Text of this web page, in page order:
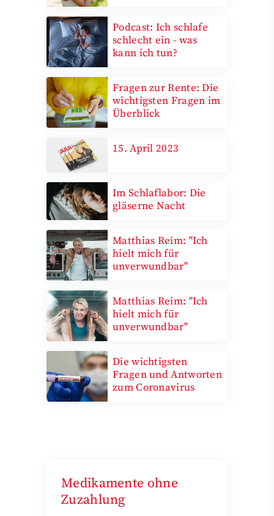
Podcast: Ich schlafe
schlecht ein - was
kann ich tun?
Fragen zur Rente: Die
wichtigsten Fragen im
Überblick
15. April 2023
Im Schlaflabor: Die
gläserne Nacht
Matthias Reim: "Ich
hielt mich für
unverwundbar"
Matthias Reim: "Ich
hielt mich für
unverwundbar"
Die wichtigsten
Fragen und Antworten
zum Coronavirus
Medikamente ohne
Zuzahlung